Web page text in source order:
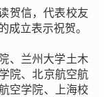
贺信，代表校友
成立表示祝贺。
、兰州大学土木
院、北京航空航
空学院、上海校